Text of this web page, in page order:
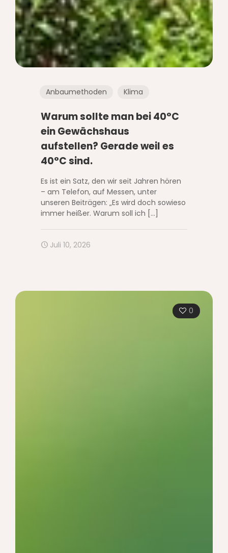
Anbaumethoden Klima
Warum sollte man bei 40°C
ein Gewächshaus
aufstellen? Gerade weil es
40°C sind.
Es ist ein Satz, den wir seit Jahren hören
– am Telefon, auf Messen, unter
unseren Beiträgen: „Es wird doch sowieso
immer heißer. Warum soll ich […]
Juli 10, 2026
0